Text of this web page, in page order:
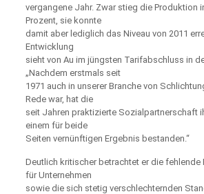
vergangene Jahr. Zwar stieg die Produktion
Prozent, sie konnte
damit aber lediglich das Niveau von 2011
Entwicklung
sieht von Au im jüngsten Tarifabschluss in
„Nachdem erstmals seit
1971 auch in unserer Branche von
Rede war, hat die
seit Jahren praktizierte Sozialpartnerschaft
einem für beide
Seiten vernünftigen Ergebnis bestanden.“
Deutlich kritischer betrachtet er die fehlende
für Unternehmen
sowie die sich stetig verschlechternden